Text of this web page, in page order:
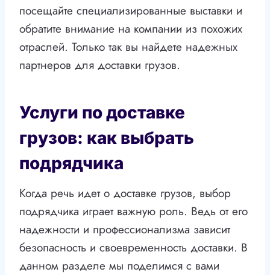
посещайте специализированные выставки и
обратите внимание на компании из похожих
отраслей. Только так вы найдете надежных
партнеров для доставки грузов.
Услуги по доставке
грузов: как выбрать
подрядчика
Когда речь идет о доставке грузов, выбор
подрядчика играет важную роль. Ведь от его
надежности и профессионализма зависит
безопасность и своевременность доставки. В
данном разделе мы поделимся с вами